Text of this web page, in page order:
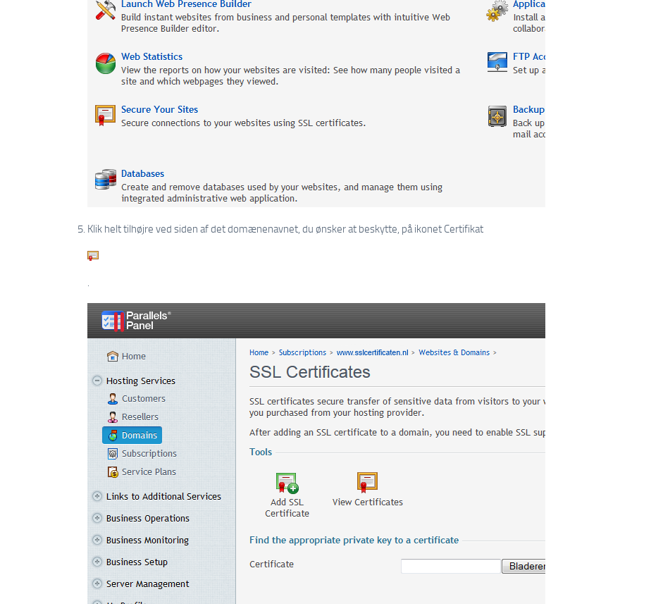
Klik helt tilhøjre ved siden af ​​det domænenavnet, du ønsker at beskytte, på ikonet Certifikat